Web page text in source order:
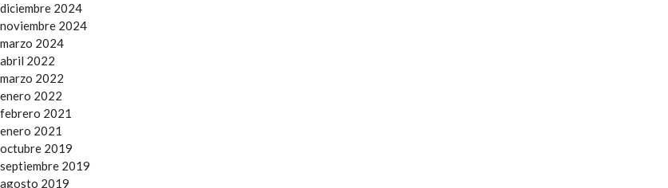
diciembre 2024
noviembre 2024
marzo 2024
abril 2022
marzo 2022
enero 2022
febrero 2021
enero 2021
octubre 2019
septiembre 2019
agosto 2019